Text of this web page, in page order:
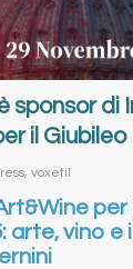
sponsor di
il
, voxetil
per
arte, vino e